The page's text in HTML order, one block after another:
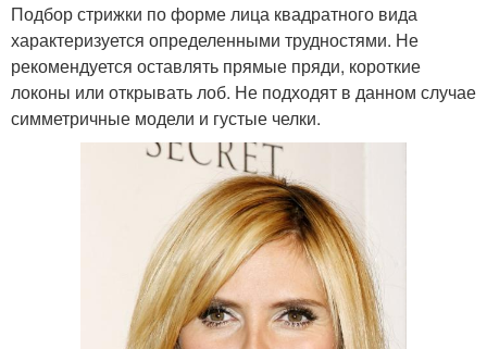
Подбор стрижки по форме лица квадратного вида
характеризуется определенными трудностями. Не
рекомендуется оставлять прямые пряди, короткие
локоны или открывать лоб. Не подходят в данном случае
симметричные модели и густые челки.